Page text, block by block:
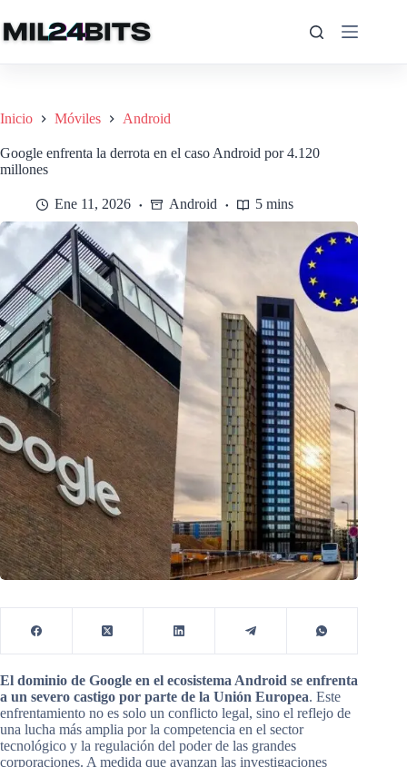
al
contenido
Inicio Móviles Android
Google enfrenta la derrota en el caso Android por 4.120
millones
Ene 11, 2026 Android 5 mins
El dominio de Google en el ecosistema Android se enfrenta
a un severo castigo por parte de la Unión Europea. Este
enfrentamiento no es solo un conflicto legal, sino el reflejo de
una lucha más amplia por la competencia en el sector
tecnológico y la regulación del poder de las grandes
corporaciones. A medida que avanzan las investigaciones